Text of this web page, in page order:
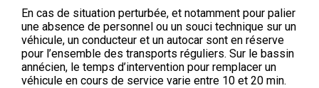
En cas de situation perturbée, et notamment pour palier
une absence de personnel ou un souci technique sur un
véhicule, un conducteur et un autocar sont en réserve
pour l’ensemble des transports réguliers. Sur le bassin
annécien, le temps d’intervention pour remplacer un
véhicule en cours de service varie entre 10 et 20 min.